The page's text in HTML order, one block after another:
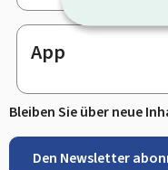
App
Bleiben Sie über neue
Den Newsletter